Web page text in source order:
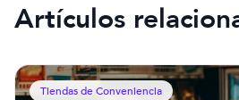
Artículos
Tiendas de Conveniencia